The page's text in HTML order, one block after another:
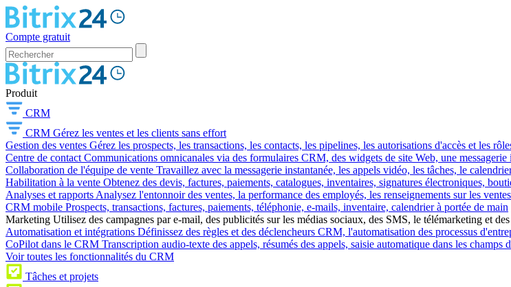
Compte gratuit
Produit
CRM
CRM Gérez les ventes et les clients sans effort
Gestion des ventes Gérez les prospects, les transactions, les contacts, les pipelines, les autorisations d'accès et les
Centre de contact Communications omnicanales via des formulaires CRM, des widgets de site Web, une
Collaboration de l'équipe de vente Travaillez avec la messagerie instantanée, les appels vidéo, les tâches, le
Habilitation à la vente Obtenez des devis, factures, paiements, catalogues, inventaires, signatures électroniques,
Analyses et rapports Analysez l'entonnoir des ventes, la performance des employés, les renseignements sur les
CRM mobile Prospects, transactions, factures, paiements, téléphonie, e-mails, inventaire, calendrier à portée de main
Marketing Utilisez des campagnes par e-mail, des publicités sur les médias sociaux, des SMS, le télémarketing et
Automatisation et intégrations Définissez des règles et des déclencheurs CRM, l'automatisation des processus
CoPilot dans le CRM Transcription audio-texte des appels, résumés des appels, saisie automatique dans les champs
Voir toutes les fonctionnalités du CRM
Tâches et projets